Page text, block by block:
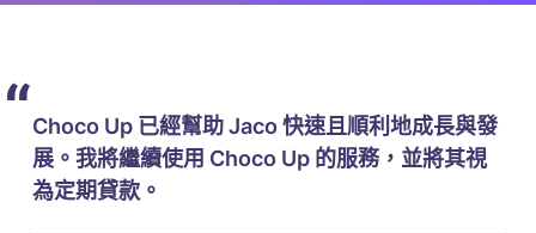
Choco Up 已經幫助 Jaco 快速且順利地成長與發
展。我將繼續使用 Choco Up 的服務，並將其視
為定期貸款。
“